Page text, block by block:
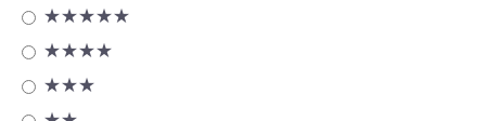
★★★★★
★★★★
★★★